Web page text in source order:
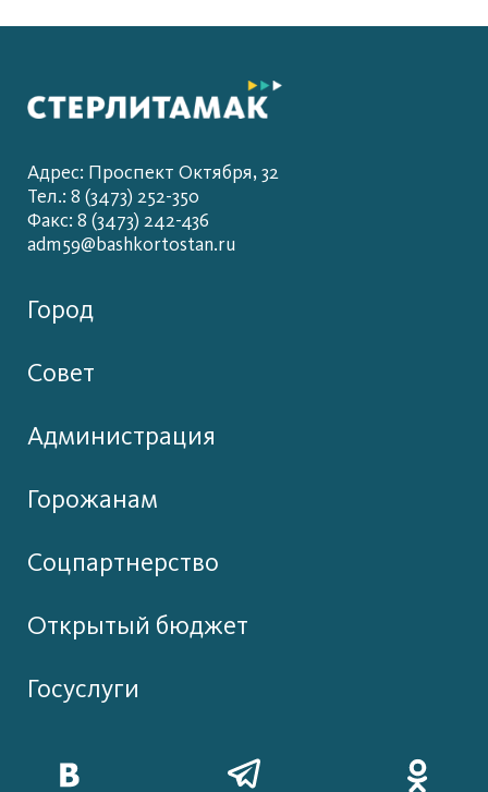
Адрес: Проспект Октября, 32
Тел.: 8 (3473) 252-350
Факс: 8 (3473) 242-436
adm59@bashkortostan.ru
Город
Совет
Администрация
Горожанам
Соцпартнерство
Открытый бюджет
Госуслуги